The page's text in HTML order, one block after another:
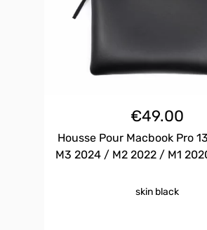
€49.00
Housse Pour Macbook Pro
M3 2024 / M2 2022 / M1
skin black